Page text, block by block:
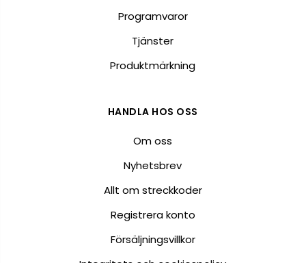
Programvaror
Tjänster
Produktmärkning
HANDLA HOS OSS
Om oss
Nyhetsbrev
Allt om streckkoder
Registrera konto
Försäljningsvillkor